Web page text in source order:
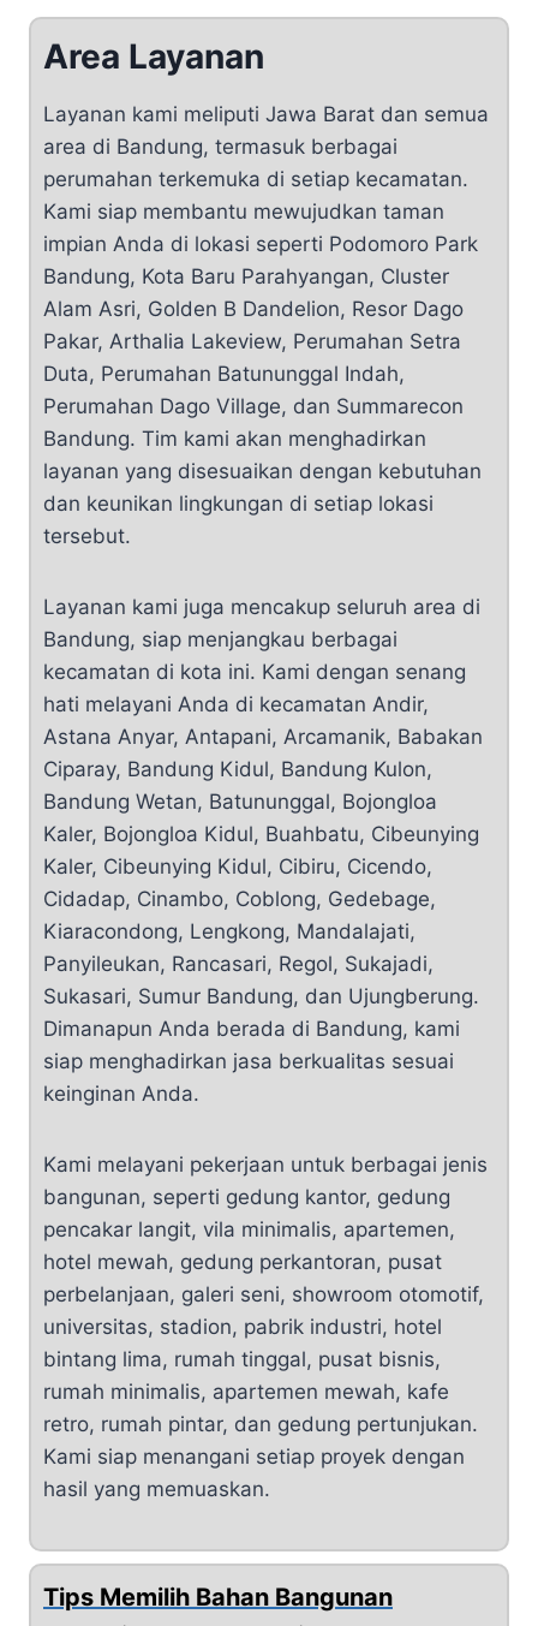
Area Layanan
Layanan kami meliputi Jawa Barat dan semua
area di Bandung, termasuk berbagai
perumahan terkemuka di setiap kecamatan.
Kami siap membantu mewujudkan taman
impian Anda di lokasi seperti Podomoro Park
Bandung, Kota Baru Parahyangan, Cluster
Alam Asri, Golden B Dandelion, Resor Dago
Pakar, Arthalia Lakeview, Perumahan Setra
Duta, Perumahan Batununggal Indah,
Perumahan Dago Village, dan Summarecon
Bandung. Tim kami akan menghadirkan
layanan yang disesuaikan dengan kebutuhan
dan keunikan lingkungan di setiap lokasi
tersebut.
Layanan kami juga mencakup seluruh area di
Bandung, siap menjangkau berbagai
kecamatan di kota ini. Kami dengan senang
hati melayani Anda di kecamatan Andir,
Astana Anyar, Antapani, Arcamanik, Babakan
Ciparay, Bandung Kidul, Bandung Kulon,
Bandung Wetan, Batununggal, Bojongloa
Kaler, Bojongloa Kidul, Buahbatu, Cibeunying
Kaler, Cibeunying Kidul, Cibiru, Cicendo,
Cidadap, Cinambo, Coblong, Gedebage,
Kiaracondong, Lengkong, Mandalajati,
Panyileukan, Rancasari, Regol, Sukajadi,
Sukasari, Sumur Bandung, dan Ujungberung.
Dimanapun Anda berada di Bandung, kami
siap menghadirkan jasa berkualitas sesuai
keinginan Anda.
Kami melayani pekerjaan untuk berbagai jenis
bangunan, seperti gedung kantor, gedung
pencakar langit, vila minimalis, apartemen,
hotel mewah, gedung perkantoran, pusat
perbelanjaan, galeri seni, showroom otomotif,
universitas, stadion, pabrik industri, hotel
bintang lima, rumah tinggal, pusat bisnis,
rumah minimalis, apartemen mewah, kafe
retro, rumah pintar, dan gedung pertunjukan.
Kami siap menangani setiap proyek dengan
hasil yang memuaskan.
Tips Memilih Bahan Bangunan